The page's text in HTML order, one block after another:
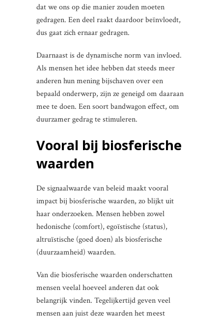
dat we ons op die manier zouden moeten
gedragen. Een deel raakt daardoor beïnvloedt,
dus gaat zich ernaar gedragen.
Daarnaast is de dynamische norm van invloed.
Als mensen het idee hebben dat steeds meer
anderen hun mening bijschaven over een
bepaald onderwerp, zijn ze geneigd om daaraan
mee te doen. Een soort bandwagon effect, om
duurzamer gedrag te stimuleren.
Vooral bij biosferische
waarden
De signaalwaarde van beleid maakt vooral
impact bij biosferische waarden, zo blijkt uit
haar onderzoeken. Mensen hebben zowel
hedonische (comfort), egoïstische (status),
altruïstische (goed doen) als biosferische
(duurzaamheid) waarden.
Van die biosferische waarden onderschatten
mensen veelal hoeveel anderen dat ook
belangrijk vinden. Tegelijkertijd geven veel
mensen aan juist deze waarden het meest